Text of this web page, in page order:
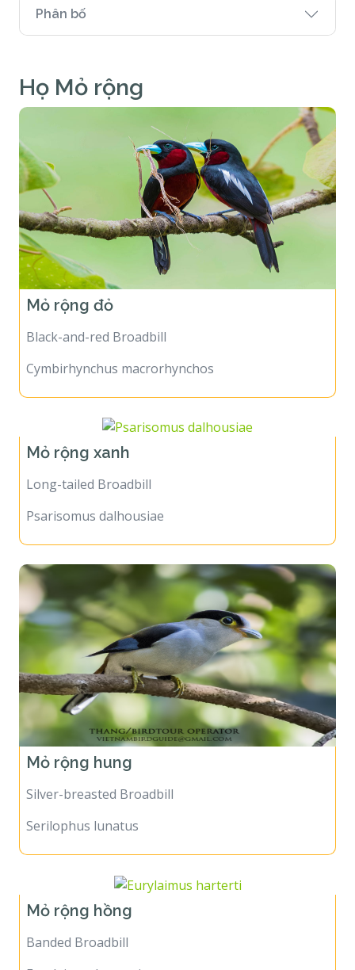
Phân bố
Họ Mỏ rộng
Mỏ rộng đỏ
Black-and-red Broadbill
Cymbirhynchus macrorhynchos
Mỏ rộng xanh
Long-tailed Broadbill
Psarisomus dalhousiae
Mỏ rộng hung
Silver-breasted Broadbill
Serilophus lunatus
Mỏ rộng hồng
Banded Broadbill